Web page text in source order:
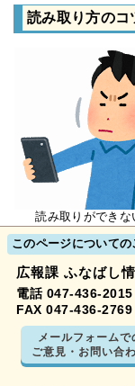
読み取り方のコ
読み取りができな
このページについて
広報課 ふなばし
電話 047-436-2015
FAX 047-436-2769
メールフォームで
ご意見・お問い合